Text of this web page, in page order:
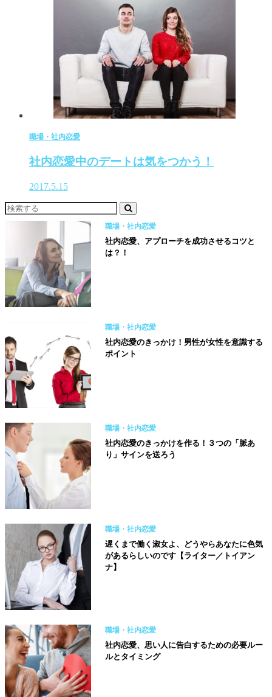
職場・社内恋愛
社内恋愛中のデートは気をつかう！
2017.5.15
職場・社内恋愛
社内恋愛、アプローチを成功させるコツと
は？！
職場・社内恋愛
社内恋愛のきっかけ！男性が女性を意識する
ポイント
職場・社内恋愛
社内恋愛のきっかけを作る！３つの「脈あ
り」サインを送ろう
職場・社内恋愛
遅くまで働く淑女よ、どうやらあなたに色気
があるらしいのです【ライター／トイアン
ナ】
職場・社内恋愛
社内恋愛、思い人に告白するための必要ルー
ルとタイミング